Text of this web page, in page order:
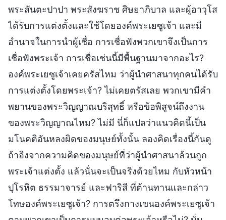
พระสันตะปาปา พระสังฆราช ศิษยาภิบาล และผู้อาวุโส
ได้รับการแต่งตั้งและใช้โดยองค์พระเยซูเจ้า และมี
อำนาจในการนำผู้เชื่อ การเชื่อฟังพวกเขาจึงเป็นการ
เชื่อฟังพระเจ้า การเชื่อเช่นนี้มีพื้นฐานมาจากอะไร?
องค์พระเยซูเจ้าเคยครัสไหม ว่าผู้นำศาสนาทุกคนได้รับ
การแต่งตั้งโดยพระเจ้า? ไม่เคยตรัสเลย พวกเขามีคำ
พยานของพระวิญญาณบริสุทธิ์ หรือข้อพิสูจน์ถึงงาน
ของพระวิญญาณไหม? ไม่มี นี่ก็แปลว่าแนวคิดนี้เป็น
มโนคติอันหลงผิดของมนุษย์ทั้งนั้น ลองคิดเรื่องนี้กันดู
ถ้าอิงจากความคิดของมนุษย์ที่ว่าผู้นำศาสนาล้วนถูก
พระเจ้าแต่งตั้ง แล้วนั่นจะเป็นจริงด้วยไหม กับหัวหน้า
ปุโรหิต ธรรมาจารย์ และฟาริสี ที่ต้านทานและกล่าว
โทษองค์พระเยซูเจ้า? การตรึงกางเขนองค์พระเยซูเจ้า